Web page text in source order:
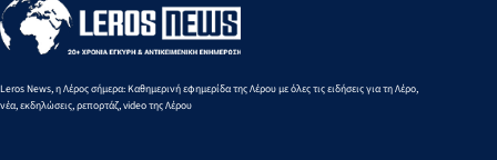
άμεση ενίσχυση
αγροτών και
κτηνοτρόφων
που υπέστησαν
ζημιές, ζητά ο
Leros News, η Λέρος σήμερα: Καθημερινή εφημερίδα της Λέρου με όλες τις ειδήσεις για τη Λέρο,
νέα, εκδηλώσεις, ρεπορτάζ, video της Λέρου